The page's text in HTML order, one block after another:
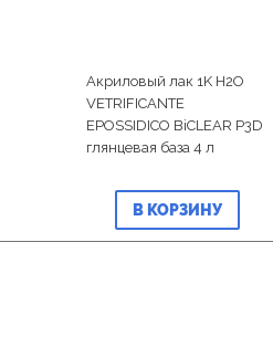
Акриловый лак 1K H2O
VETRIFICANTE
EPOSSIDICO BiCLEAR P3D
глянцевая база 4 л
В КОРЗИНУ